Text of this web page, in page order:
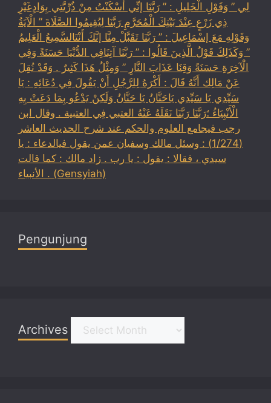
لِي ” وَقَوْلِ الْخَلِيلِ : ” رَبَّنَا إنِّي أَسْكَنْتُ مِنْ ذُرِّيَّتِي بِوَادٍغَيْرِ
ذِي زَرْعٍ عِنْدَ بَيْتِكَ الْمُحَرَّمِ رَبَّنَا لِيُقِيمُوا الصَّلَاةَ ” الْآيَةُ
وَقَوْلِهِ مَعَ إسْمَاعِيلَ : ” رَبَّنَا تَقَبَّلْ مِنَّا إنَّكَ أَنْتَالسَّمِيعُ الْعَلِيمُ
” وَكَذَلِكَ قَوْلُ الَّذِينَ قَالُوا : ” رَبَّنَا آتِنَافِي الدُّنْيَا حَسَنَةً وَفِي
الْآخِرَةِ حَسَنَةً وَقِنَا عَذَابَ النَّارِ ” وَمِثْلُ هَذَا كَثِيرٌ . وَقَدْ نُقِلَ
عَنْ مَالِك أَنَّهُ قَالَ : أَكْرَهُ لِلرَّجُلِ أَنْ يَقُولَ فِي دُعَائِهِ : يَا
سَيِّدِي يَا سَيِّدِي يَاحَنَّانُ يَا حَنَّانُ وَلَكِنْ يَدْعُو بِمَا دَعَتْ بِهِ
الْأَنْبِيَاءُ ؛رَبَّنَا رَبَّنَا نَقَلَهُ عَنْهُ العتبي فِي العتبية . وقال ابن
رجب فيجامع العلوم والحكم عند شرح الحديث العاشر
(1/274) : وسئل مالك وسفيان عمن يقول فيالدعاء : يا
سيدي ، فقالا : يقول : يا رب . زاد مالك : كما قالت
الأنبياء . (Gensyiah)
Pengunjung
Archives Archives